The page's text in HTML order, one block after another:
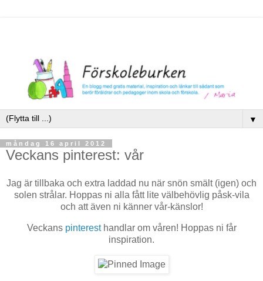
▼
måndag 16 april 2012
Veckans pinterest: vår
Jag är tillbaka och extra laddad nu när snön smält (igen) och
solen strålar. Hoppas ni alla fått lite välbehövlig påsk-vila
och att även ni känner vår-känslor!
Veckans pinteresthandlar om våren! Hoppas ni får
inspiration.